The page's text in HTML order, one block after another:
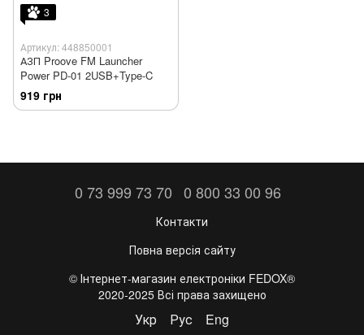
3
Артикул: 448850001
АЗП Proove FM Launcher
Power PD-01 2USB+Type-C
919 грн
0 73 999 73 70 0 800 33 00 96
Контакти
Повна версія сайту
©️ Інтернет-магазин електроніки FEDOX®
2020-2025 Всі права захищено
Укр Рус Eng